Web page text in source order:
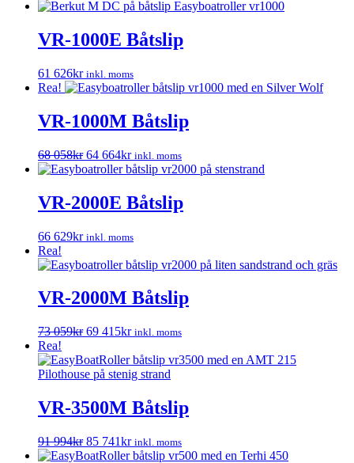
VR-1000E Båtslip
61 626kr inkl. moms
Rea!
VR-1000M Båtslip
68 058kr Det
ursprungliga
var:
68
64 664krDet
nuvarande
är:
64
inkl. moms
VR-2000E Båtslip
66 629kr inkl. moms
Rea!
VR-2000M Båtslip
73 059kr Det
priset
var:
059kr.
69 415krDet
priset
är:
415kr.
inkl. moms
Rea!
VR-3500M Båtslip
91 994kr Det
ursprungliga
85 741krDet
nuvarande
inkl. moms